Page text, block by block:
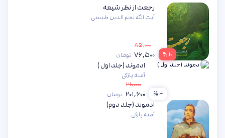
۱۰ %
رجعت از نظر شیعه
آیت الله نجم الدین طبسی
۸۵,۰۰۰
۷۶,۵۰۰ تومان
۴ %
ادموند (جلد اول )
آمنه پازکی
۲۱۰,۰۰۰
۲۰۱,۶۰۰ تومان
ادموند (جلد دوم)
آمنه پازکی